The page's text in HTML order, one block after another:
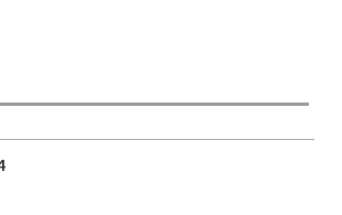
ーション